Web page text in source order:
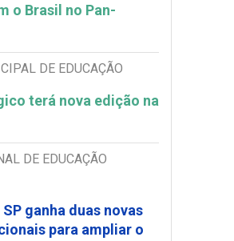
o Brasil no Pan-
DE EDUCAÇÃO
terá nova edição na
DE EDUCAÇÃO
ganha duas novas
para ampliar o